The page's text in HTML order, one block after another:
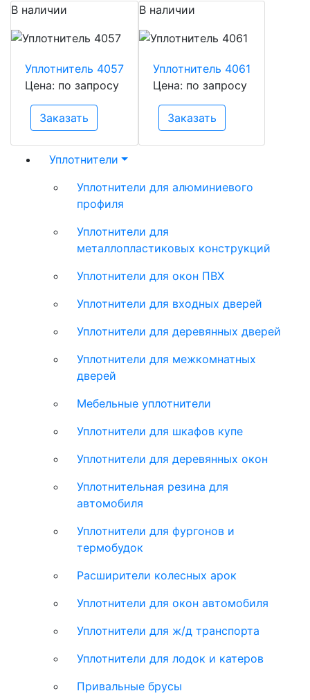
В наличии
Уплотнитель 4057
Цена: по запросу
Заказать
В наличии
Уплотнитель 4061
Цена: по запросу
Заказать
Уплотнители
Уплотнители для алюминиевого
профиля
Уплотнители для
металлопластиковых конструкций
Уплотнители для окон ПВХ
Уплотнители для входных дверей
Уплотнители для деревянных дверей
Уплотнители для межкомнатных
дверей
Мебельные уплотнители
Уплотнители для шкафов купе
Уплотнители для деревянных окон
Уплотнительная резина для
автомобиля
Уплотнители для фургонов и
термобудок
Расширители колесных арок
Уплотнители для окон автомобиля
Уплотнители для ж/д транспорта
Уплотнители для лодок и катеров
Привальные брусы